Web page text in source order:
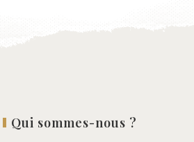
Qui sommes-nous ?